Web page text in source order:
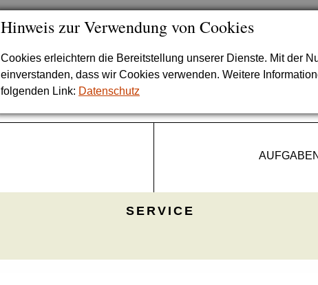
Hinweis zur Verwendung von Cookies
Cookies erleichtern die Bereitstellung unserer Dienste. Mit der
einverstanden, dass wir Cookies verwenden. Weitere
folgenden Link: Datenschutz
SERVICE